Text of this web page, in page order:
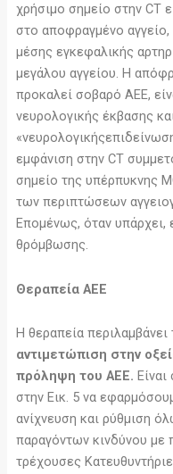
χρήσιμο σημείο στην CT
στο αποφραγμένο
μέσης εγκεφαλικής
μεγάλου αγγείου. Η
προκαλεί σοβαρό ΑΕΕ,
νευρολογικής έκβασης
εμφάνιση στην CT
σημείο της υπέρπυκνης
των περιπτώσεων
Επομένως, όταν υπάρχει,
θρόμβωσης.
Θεραπεία ΑΕΕ
Η θεραπεία περιλαμβάνει
αντιμετώπιση στην
πρόληψη του ΑΕΕ.
στην Εικ. 5 να
ανίχνευση και ρύθμιση
παραγόντων κινδύνου
τρέχουσες